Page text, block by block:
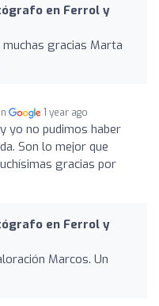
en Ferrol y
gracias Marta
1 year ago
yo no pudimos haber
Son lo mejor que
gracias por
en Ferrol y
Marcos. Un